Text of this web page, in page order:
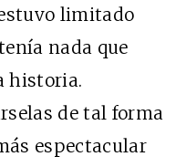
limitado
nada que
historia.
de tal forma
espectacular